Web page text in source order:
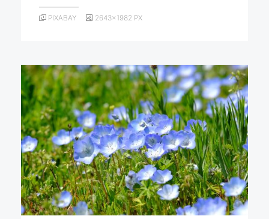
PIXABAY 2643×1982 PX